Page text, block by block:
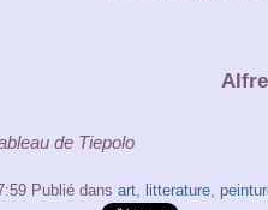
de Tiepolo
Publié dans art, litterature,